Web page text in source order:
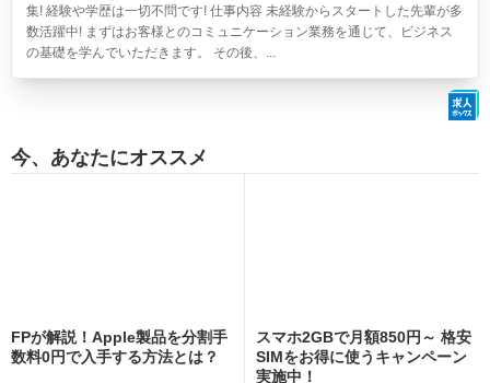
集! 経験や学歴は一切不問です! 仕事内容 未経験からスタートした先輩が多
数活躍中! まずはお客様とのコミュニケーション業務を通じて、ビジネス
の基礎を学んでいただきます。 その後、...
今、あなたにオススメ
FPが解説！Apple製品を分割手
数料0円で入手する方法とは？
スマホ2GBで月額850円～ 格安
SIMをお得に使うキャンペーン
実施中！